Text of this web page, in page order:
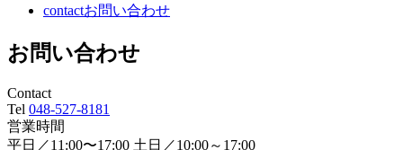
contactお問い合わせ
お問い合わせ
Contact
Tel 048-527-8181
営業時間
平日／11:00〜17:00 土日／10:00～17:00